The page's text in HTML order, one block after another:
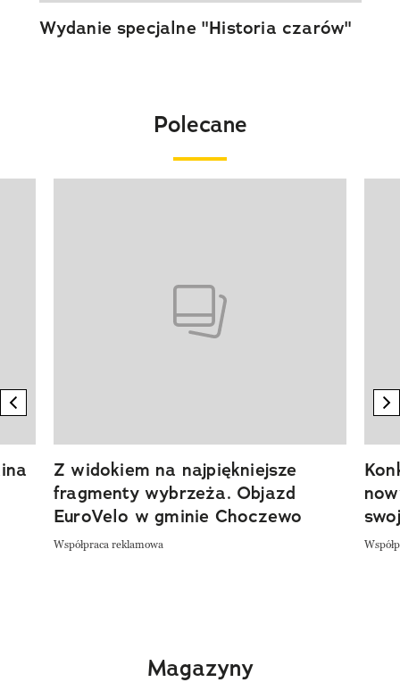
Wydanie specjalne "Historia czarów"
Polecane
previous element
Z widokiem na najpiękniejsze
fragmenty wybrzeża. Objazd
EuroVelo w gminie Choczewo
Współpraca reklamowa
Magazyny